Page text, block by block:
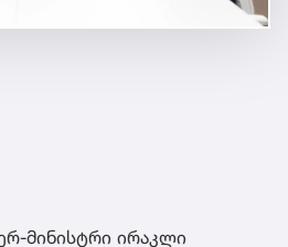
მინისტრი ირაკლი